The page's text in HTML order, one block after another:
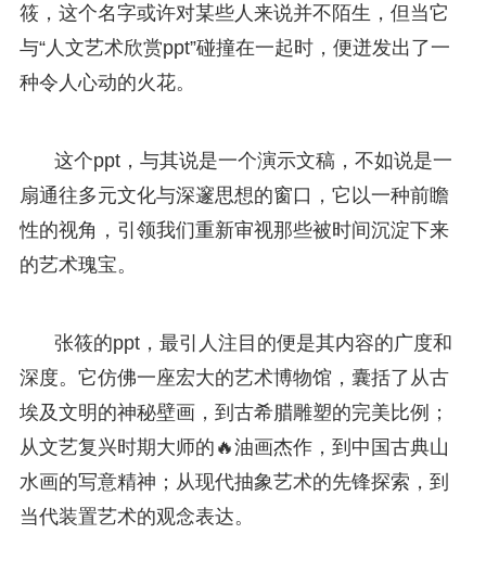
筱，这个名字或许对某些人来说并不陌生，但当它
与“人文艺术欣赏ppt”碰撞在一起时，便迸发出了一
种令人心动的火花。
这个ppt，与其说是一个演示文稿，不如说是一
扇通往多元文化与深邃思想的窗口，它以一种前瞻
性的视角，引领我们重新审视那些被时间沉淀下来
的艺术瑰宝。
张筱的ppt，最引人注目的便是其内容的广度和
深度。它仿佛一座宏大的艺术博物馆，囊括了从古
埃及文明的神秘壁画，到古希腊雕塑的完美比例；
从文艺复兴时期大师的🔥油画杰作，到中国古典山
水画的写意精神；从现代抽象艺术的先锋探索，到
当代装置艺术的观念表达。